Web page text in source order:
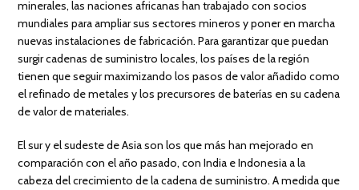
minerales, las naciones africanas han trabajado con socios
mundiales para ampliar sus sectores mineros y poner en marcha
nuevas instalaciones de fabricación. Para garantizar que puedan
surgir cadenas de suministro locales, los países de la región
tienen que seguir maximizando los pasos de valor añadido como
el refinado de metales y los precursores de baterías en su cadena
de valor de materiales.
El sur y el sudeste de Asia son los que más han mejorado en
comparación con el año pasado, con India e Indonesia a la
cabeza del crecimiento de la cadena de suministro. A medida que